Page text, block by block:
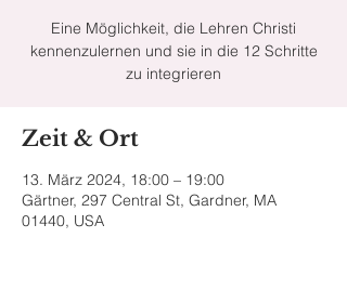
Eine Möglichkeit, die Lehren Christi
kennenzulernen und sie in die 12 Schritte
zu integrieren
Zeit & Ort
13. März 2024, 18:00 – 19:00
Gärtner, 297 Central St, Gardner, MA
01440, USA